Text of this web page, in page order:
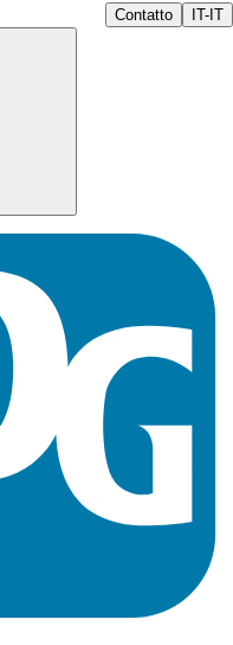
Contatto IT-IT